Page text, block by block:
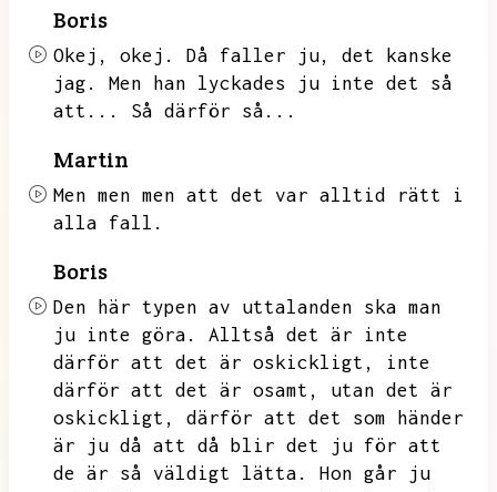
Boris
Okej, okej. Då faller ju,
det kanske
jag.
Men han lyckades ju inte det så
att...
Så därför så...
Martin
Men men men att det var alltid rätt i
alla fall.
Boris
Den här typen av uttalanden ska man
ju inte göra.
Alltså det är inte
därför att det är oskickligt,
inte
därför att det är osamt,
utan det är
oskickligt,
därför att det som händer
är ju då att då blir det ju för att
de är så väldigt lätta.
Hon går ju